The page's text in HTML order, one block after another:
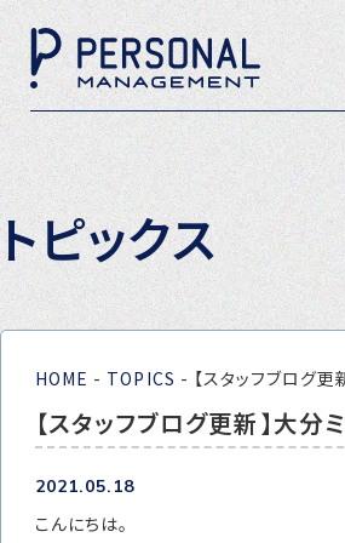
トピックス
HOME - TOPICS - 【スタッフブログ
【スタッフブログ更新】大
2021.05.18
こんにちは。